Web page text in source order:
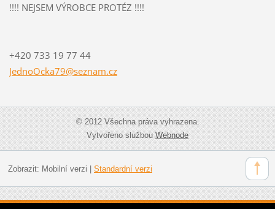
!!!! NEJSEM VÝROBCE PROTÉZ !!!!
+420 733 19 77 44
JednoOcka79@seznam.cz
© 2012 Všechna práva vyhrazena.
Vytvořeno službouWebnode
Zobrazit: Mobilní verzi Standardní verzi